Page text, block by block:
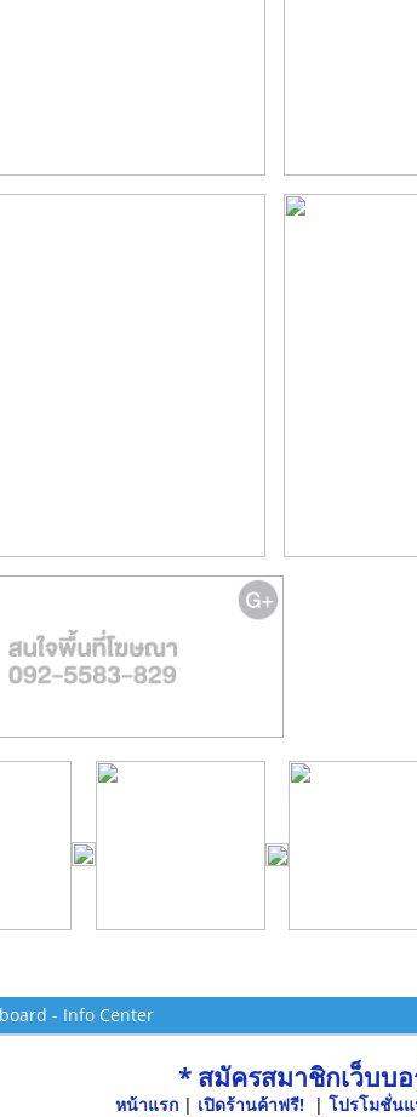
- Info Center
* สมัครสมาชิกเว็บบ
หน้าแรก| เปิดร้านค้าฟรี! | โปรโมชั่น